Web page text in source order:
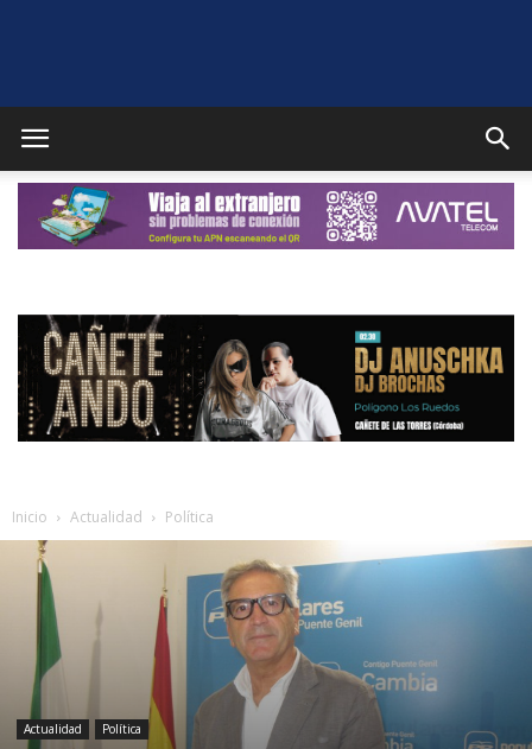
Puente
Genil
Noticias
Inicio Actualidad Política
Actualidad Política